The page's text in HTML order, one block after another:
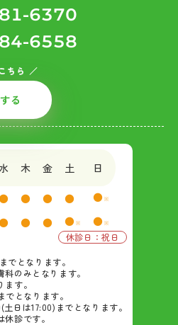
6370
6558
ちら ／
る
木 金 土 日
● ● ● ●※
● ● ●※ ●※
休診日：祝日
でとなります。
のみとなります。
す。
でとなります。
日は17:00)までとなります。
診です。